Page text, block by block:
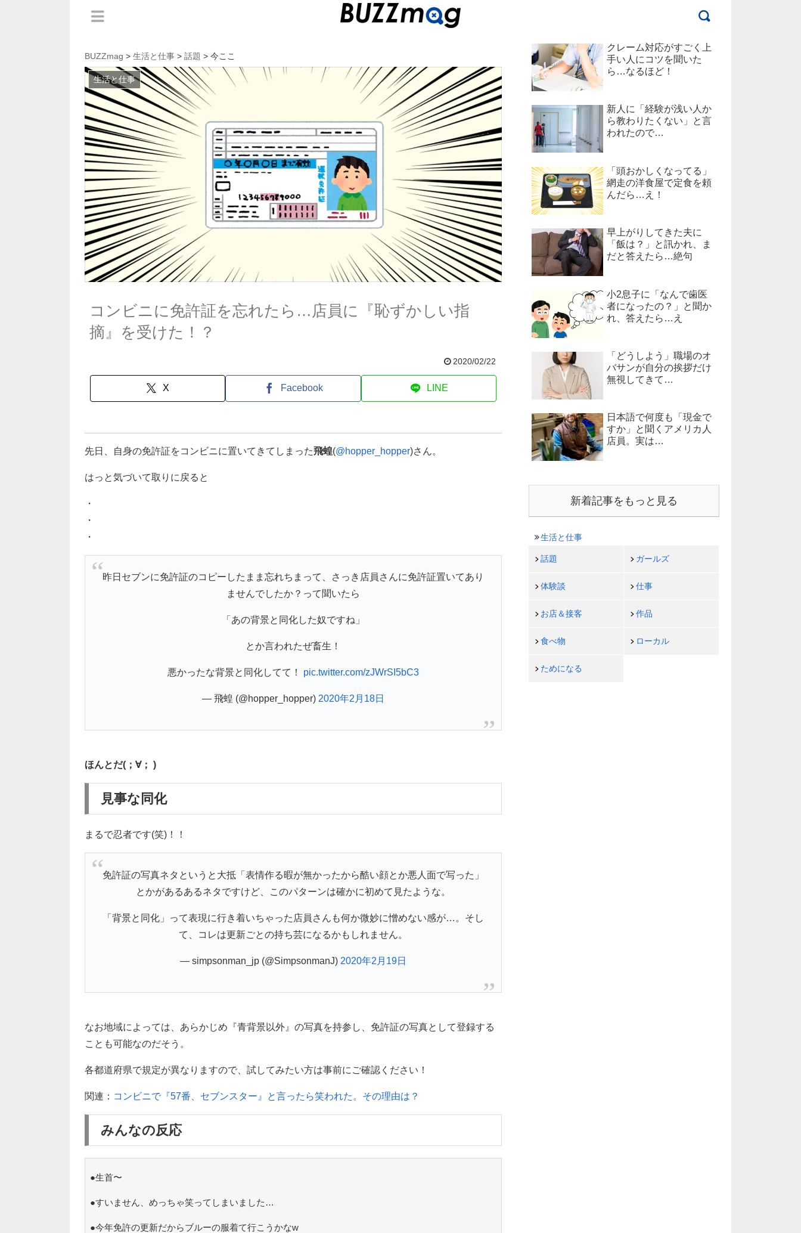
BUZZmag > 生活と仕事 > 話題 > 今ここ
生活と仕事
コンビニに免許証を忘れたら…店員に『恥ずかしい指
摘』を受けた！？
2020/02/22
X Facebook LINE
先日、自身の免許証をコンビニに置いてきてしまった飛蝗(@hopper_hopper)さん。
はっと気づいて取りに戻ると
・
・
・
昨日セブンに免許証のコピーしたまま忘れちまって、さっき店員さんに免許証置いてあり
ませんでしたか？って聞いたら
「あの背景と同化した奴ですね」
とか言われたぜ畜生！
悪かったな背景と同化してて！ pic.twitter.com/zJWrSI5bC3
— 飛蝗 (@hopper_hopper) 2020年2月18日
ほんとだ(；∀； )
見事な同化
まるで忍者です(笑)！！
免許証の写真ネタというと大抵「表情作る暇が無かったから酷い顔とか悪人面で写った」
とかがあるあるネタですけど、このパターンは確かに初めて見たような。
「背景と同化」って表現に行き着いちゃった店員さんも何か微妙に憎めない感が…。そし
て、コレは更新ごとの持ち芸になるかもしれません。
— simpsonman_jp (@SimpsonmanJ) 2020年2月19日
なお地域によっては、あらかじめ『青背景以外』の写真を持参し、免許証の写真として登録する
ことも可能なのだそう。
各都道府県で規定が異なりますので、試してみたい方は事前にご確認ください！
関連： コンビニで『57番、セブンスター』と言ったら笑われた。その理由は？
みんなの反応
●生首〜
●すいません、めっちゃ笑ってしまいました…
●今年免許の更新だからブルーの服着て行こうかなw
クレーム対応がすごく上
手い人にコツを聞いた
ら…なるほど！
新人に「経験が浅い人か
ら教わりたくない」と言
われたので…
「頭おかしくなってる」
網走の洋食屋で定食を頼
んだら…え！
早上がりしてきた夫に
「飯は？」と訊かれ、ま
だと答えたら…絶句
小2息子に「なんで歯医
者になったの？」と聞か
れ、答えたら…え
「どうしよう」職場のオ
バサンが自分の挨拶だけ
無視してきて…
日本語で何度も「現金で
すか」と聞くアメリカ人
店員。実は…
新着記事をもっと見る
生活と仕事
話題 ガールズ
体験談 仕事
お店＆接客 作品
食べ物 ローカル
ためになる